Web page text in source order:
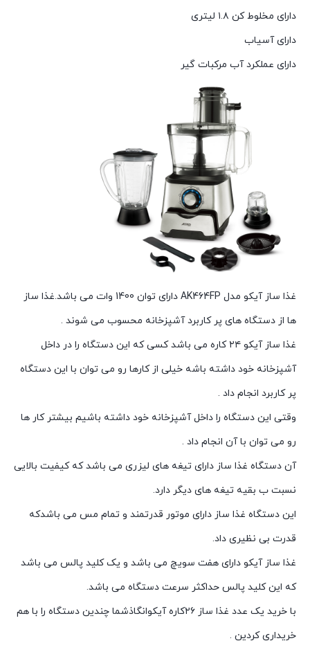
دارای مخلوط کن ۱.۸ لیتری
دارای آسیاب
دارای عملکرد آب مرکبات گیر
غذا ساز آیکو مدل AK464FP دارای توان 1400 وات می باشد.غذا ساز
ها از دستگاه های پر کاربرد آشپزخانه محسوب می شوند .
غذا ساز آیکو ۲۴ کاره می باشد کسی که این دستگاه را در داخل
آشپزخانه خود داشته باشه خیلی از کارها رو می توان با این دستگاه
پر کاربرد انجام داد .
وقتی این دستگاه را داخل آشپزخانه خود داشته باشیم بیشتر کار ها
رو می توان با آن انجام داد .
آن دستگاه غذا ساز دارای تیغه های لیزری می باشد که کیفیت بالایی
نسبت ب بقیه تیغه های دیگر دارد.
این دستگاه غذا ساز دارای موتور قدرتمند و تمام مس می باشدکه
قدرت بی نظیری داد.
غذا ساز آیکو دارای هفت سویچ می باشد و یک کلید پالس می باشد
که این کلید پالس حداکثر سرعت دستگاه می باشد.
با خرید یک عدد غذا ساز ۲۶کاره آیکوانگاذشما چندین دستگاه را با هم
خریداری کردین .